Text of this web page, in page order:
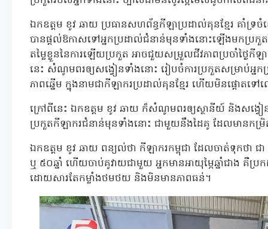
ឯកឧត្តម ខូវ ឆាយ ប្រធានសហព័ន្ធកីឡាប្រដាល់គុនខ្មែរ គាំទ្
បានផ្ដល់ឱកាសទៅអ្នកប្រដាល់ជំនាន់មុនទាំងនោះឡើងមកប្
តម្លៃខ្លួននៃការឡើយប្រកួត អាចជួយសម្រួលជីវភាពប្រចាំថ្ងៃកី
នេះ សំណូមពរឲ្យសង្វៀនទាំងនោះ រៀបចំការប្រកួតសម្រាប់អ្ន
ភាពឆ្នើម ក្នុងនាមជាកីឡាករប្រដាល់គុនខ្មែរ ហើយមិនផ្ដោតទ
ក្រៅពីនេះ ឯកឧត្តម ខូវ ឆាយ ក៏សំណូមពរឲ្យស្ថានីយ៍ និងសង្វ
ប្រកួតកីឡាករជំនាន់មុនទាំងនោះ ជាមួយនឹងដៃគូ ដែលមានកម្
ឯកឧត្តម ខូវ ឆាយ ពន្យល់ថា កីឡាករកម្ពុជា ដែលចាត់ទុកថា
ឬ ៥០ឆ្នាំ ហើយចាប់គូវាយជាមួយ អ្នកមានអាយុម្ភៃឆ្នាំជាង គឺ
ដោយសារតែកម្លាំងថមថយ និងមិនមានភាពធន់។